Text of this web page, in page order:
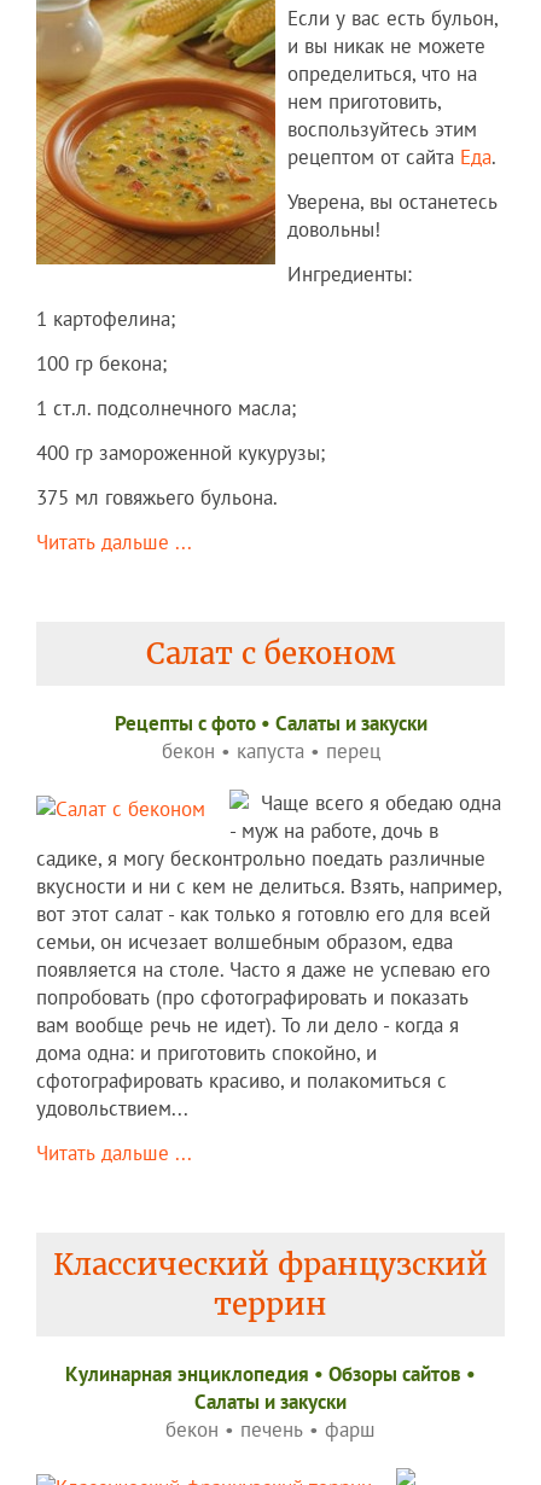
Если у вас есть бульон,
и вы никак не можете
определиться, что на
нем приготовить,
воспользуйтесь этим
рецептом от сайта Еда.
Уверена, вы останетесь
довольны!
Ингредиенты:
1 картофелина;
100 гр бекона;
1 ст.л. подсолнечного масла;
400 гр замороженной кукурузы;
375 мл говяжьего бульона.
Читать дальше ...
Салат с беконом
Рецепты c фото• Салаты и закуски
бекон • капуста• перец
Чаще всего я обедаю одна
- муж на работе, дочь в
садике, я могу бесконтрольно поедать различные
вкусности и ни с кем не делиться. Взять, например,
вот этот салат - как только я готовлю его для всей
семьи, он исчезает волшебным образом, едва
появляется на столе. Часто я даже не успеваю его
попробовать (про сфотографировать и показать
вам вообще речь не идет). То ли дело - когда я
дома одна: и приготовить спокойно, и
сфотографировать красиво, и полакомиться с
удовольствием...
Читать дальше ...
Классический французский
террин
Кулинарная энциклопедия • Обзоры сайтов •
Салаты и закуски
бекон • печень • фарш